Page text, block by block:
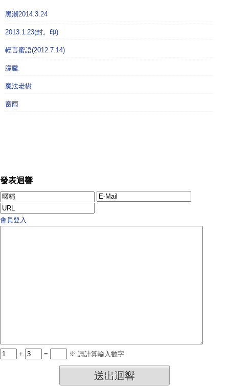
黑潮2014.3.24
2013.1.23(封。印)
輕言蜜語(2012.7.14)
朦朧
魔法老樹
窗雨
發表迴響
會員登入
+ = ※ 請計算輸入數字
送出迴響